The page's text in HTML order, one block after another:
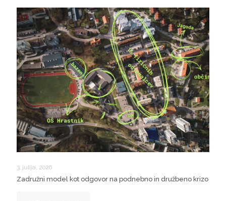
3. julija, 2026
Zadružni model kot odgovor na podnebno in družbeno krizo